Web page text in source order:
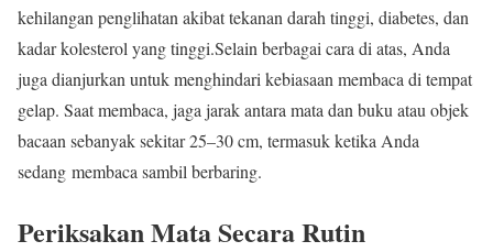
kehilangan penglihatan akibat tekanan darah tinggi, diabetes, dan
kadar kolesterol yang tinggi.Selain berbagai cara di atas, Anda
juga dianjurkan untuk menghindari kebiasaan membaca di tempat
gelap. Saat membaca, jaga jarak antara mata dan buku atau objek
bacaan sebanyak sekitar 25–30 cm, termasuk ketika Anda
sedang membaca sambil berbaring.
Periksakan Mata Secara Rutin